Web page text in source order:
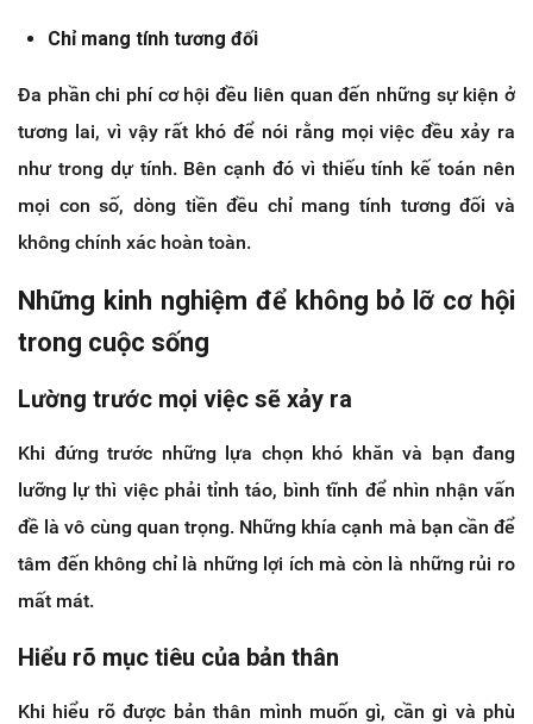
Chỉ mang tính tương đối
Đa phần chi phí cơ hội đều liên quan đến những sự kiện ở
tương lai, vì vậy rất khó để nói rằng mọi việc đều xảy ra
như trong dự tính. Bên cạnh đó vì thiếu tính kế toán nên
mọi con số, dòng tiền đều chỉ mang tính tương đối và
không chính xác hoàn toàn.
Những kinh nghiệm để không bỏ lỡ cơ hội
trong cuộc sống
Lường trước mọi việc sẽ xảy ra
Khi đứng trước những lựa chọn khó khăn và bạn đang
lưỡng lự thì việc phải tỉnh táo, bình tĩnh để nhìn nhận vấn
đề là vô cùng quan trọng. Những khía cạnh mà bạn cần để
tâm đến không chỉ là những lợi ích mà còn là những rủi ro
mất mát.
Hiểu rõ mục tiêu của bản thân
Khi hiểu rõ được bản thân mình muốn gì, cần gì và phù